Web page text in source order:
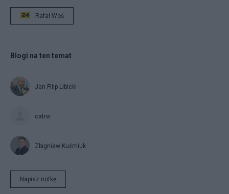
Rafał Woś
Blogi na ten temat
Jan Filip Libicki
catrw
Zbigniew Kuźmiuk
Napisz notkę